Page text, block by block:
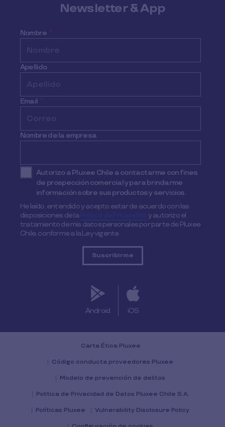
Newsletter & App
Nombre *
Apellido
Email *
Nombre de la empresa
Autorizo a Pluxee Chile a contactarme con fines
de prospección comercial y para brindarme
información sobre sus productos y servicios.
He leído, entendido y acepto estar de acuerdo con las
disposiciones de laPolítica de Privacidad,y autorizo el
tratamiento de mis datos personales por parte de Pluxee
Chile, conforme a la Ley vigente
Android iOS
Carta Ética Pluxee
Código conducta proveedores Pluxee
Modelo de prevención de delitos
Politica de Privacidad de Datos Pluxee Chile S.A.
Políticas Pluxee Vulnerability Disclosure Policy